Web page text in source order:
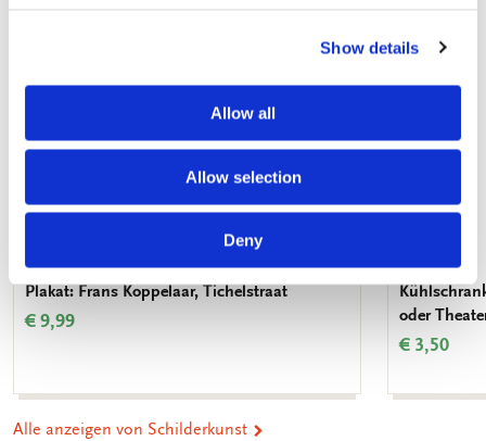
Show details
Allow all
Allow selection
Deny
Plakat: Frans Koppelaar, Tichelstraat
€ 9,99
oder
€ 3,50
Alle anzeigen von Schilderkunst